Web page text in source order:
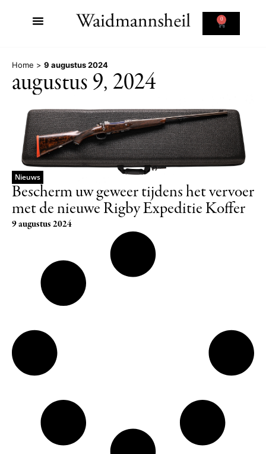
0
Home > 9 augustus 2024
augustus 9, 2024
Nieuws
Bescherm uw geweer tijdens het vervoer
met de nieuwe Rigby Expeditie Koffer
9 augustus 2024